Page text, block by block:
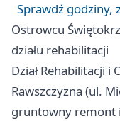
Sprawdź godziny,
Ostrowcu
działu rehabilitacji
Dział Rehabilitacji i
Rawszczyzna (ul.
gruntowny remont